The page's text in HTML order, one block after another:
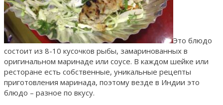
Это блюдо
состоит из 8-10 кусочков рыбы, замаринованных в
оригинальном маринаде или соусе. В каждом шейке или
ресторане есть собственные, уникальные рецепты
приготовления маринада, поэтому везде в Индии это
блюдо – разное по вкусу.